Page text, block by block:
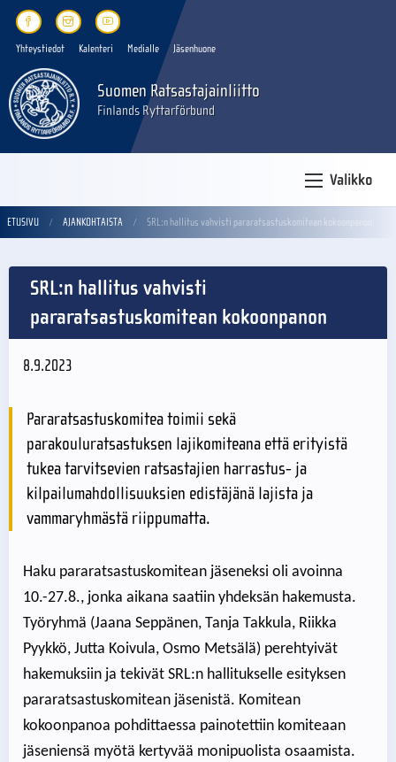
Yhteystiedot Kalenteri Medialle Jäsenhuone
Suomen Ratsastajainliitto
Finlands Ryttarförbund
Valikko
ETUSIVU AJANKOHTAISTA SRL:n hallitus vahvisti pararatsastuskomitean kokoonpanon
SRL:n hallitus vahvisti
pararatsastuskomitean kokoonpanon
8.9.2023
Pararatsastuskomitea toimii sekä
parakouluratsastuksen lajikomiteana että erityistä
tukea tarvitsevien ratsastajien harrastus- ja
kilpailumahdollisuuksien edistäjänä lajista ja
vammaryhmästä riippumatta.
Haku pararatsastuskomitean jäseneksi oli avoinna
10.-27.8., jonka aikana saatiin yhdeksän hakemusta.
Työryhmä (Jaana Seppänen, Tanja Takkula, Riikka
Pyykkö, Jutta Koivula, Osmo Metsälä) perehtyivät
hakemuksiin ja tekivät SRL:n hallitukselle esityksen
pararatsastuskomitean jäsenistä. Komitean
kokoonpanoa pohdittaessa painotettiin komiteaan
jäseniensä myötä kertyvää monipuolista osaamista.